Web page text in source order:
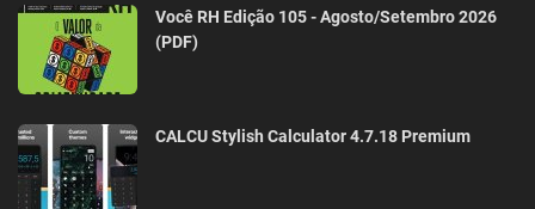
Você RH Edição 105 - Agosto/Setembro 2026
(PDF)
CALCU Stylish Calculator 4.7.18 Premium